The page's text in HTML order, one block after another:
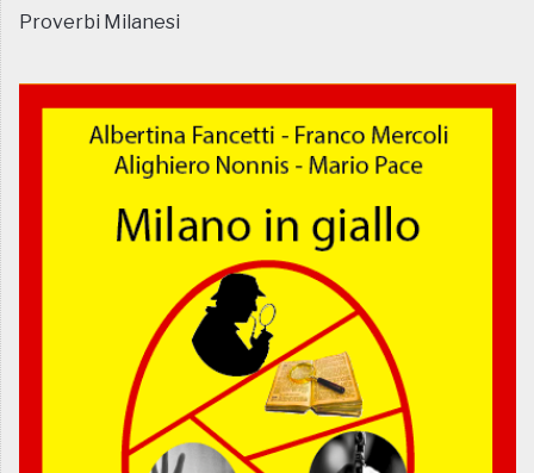
Proverbi Milanesi